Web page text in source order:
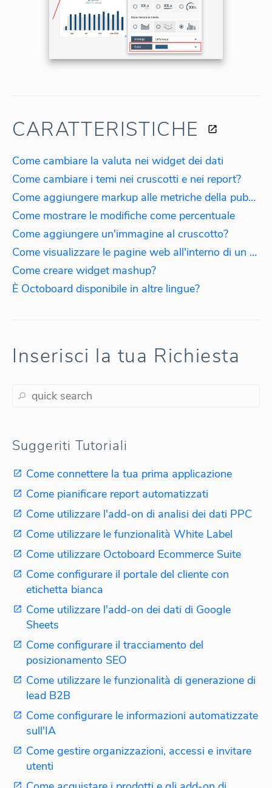
CARATTERISTICHE
Come cambiare la valuta nei widget dei dati
Come cambiare i temi nei cruscotti e nei report?
Come aggiungere markup alle metriche della pubblicità a pagamento
Come mostrare le modifiche come percentuale
Come aggiungere un'immagine al cruscotto?
Come visualizzare le pagine web all'interno di un cruscotto?
Come creare widget mashup?
È Octoboard disponibile in altre lingue?
Inserisci la tua Richiesta
Suggeriti Tutoriali
Come connettere la tua prima applicazione
Come pianificare report automatizzati
Come utilizzare l'add-on di analisi dei dati PPC
Come utilizzare le funzionalità White Label
Come utilizzare Octoboard Ecommerce Suite
Come configurare il portale del cliente con
etichetta bianca
Come utilizzare l'add-on dei dati di Google
Sheets
Come configurare il tracciamento del
posizionamento SEO
Come utilizzare le funzionalità di generazione di
lead B2B
Come configurare le informazioni automatizzate
sull'IA
Come gestire organizzazioni, accessi e invitare
utenti